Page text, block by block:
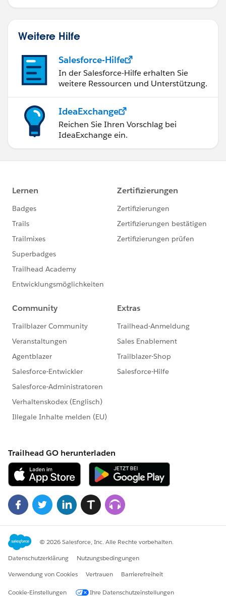
Weitere Hilfe
Salesforce-Hilfe
In der Salesforce-Hilfe erhalten Sie
weitere Ressourcen und Unterstützung.
IdeaExchange
Reichen Sie Ihren Vorschlag bei
IdeaExchange ein.